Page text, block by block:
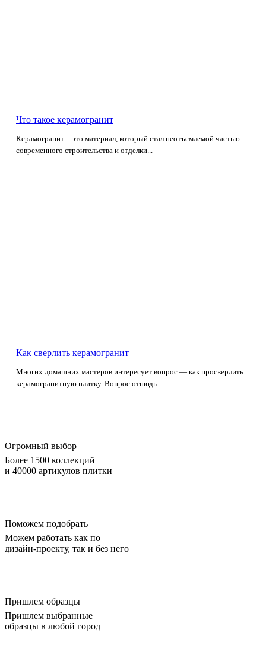
Что такое керамогранит
Керамогранит – это материал, который стал неотъемлемой частью
современного строительства и отделки...
Как сверлить керамогранит
Многих домашних мастеров интересует вопрос — как просверлить
керамогранитную плитку. Вопрос отнюдь...
Огромный выбор
Более 1500 коллекций
и 40000 артикулов плитки
Поможем подобрать
Можем работать как по
дизайн-проекту, так и без него
Пришлем образцы
Пришлем выбранные
образцы в любой город